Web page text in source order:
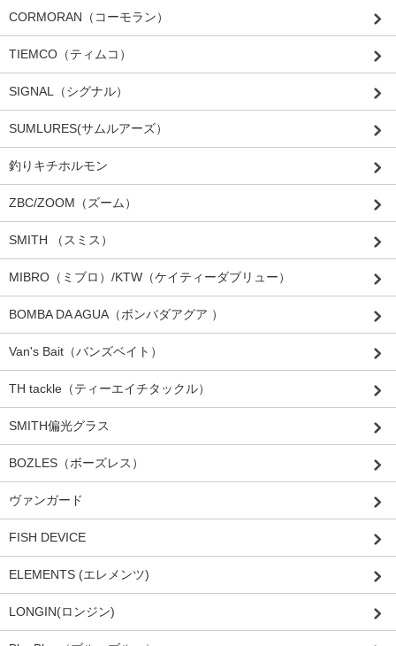
CORMORAN（コーモラン）
TIEMCO（ティムコ）
SIGNAL（シグナル）
SUMLURES(サムルアーズ）
釣りキチホルモン
ZBC/ZOOM（ズーム）
SMITH （スミス）
MIBRO（ミブロ）/KTW（ケイティーダブリュー）
BOMBA DA AGUA（ボンバダアグア ）
Van's Bait（バンズベイト）
TH tackle（ティーエイチタックル）
SMITH偏光グラス
BOZLES（ボーズレス）
ヴァンガード
FISH DEVICE
ELEMENTS (エレメンツ)
LONGIN(ロンジン)